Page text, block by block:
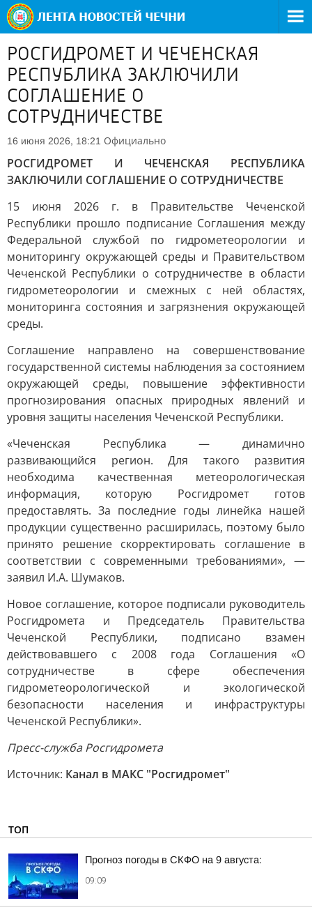
РОСГИДРОМЕТ И ЧЕЧЕНСКАЯ
РЕСПУБЛИКА ЗАКЛЮЧИЛИ
СОГЛАШЕНИЕ О
СОТРУДНИЧЕСТВЕ
16 июня 2026, 18:21 Официально
РОСГИДРОМЕТ И ЧЕЧЕНСКАЯ РЕСПУБЛИКА
ЗАКЛЮЧИЛИ СОГЛАШЕНИЕ О СОТРУДНИЧЕСТВЕ
15 июня 2026 г. в Правительстве Чеченской
Республики прошло подписание Соглашения между
Федеральной службой по гидрометеорологии и
мониторингу окружающей среды и Правительством
Чеченской Республики о сотрудничестве в области
гидрометеорологии и смежных с ней областях,
мониторинга состояния и загрязнения окружающей
среды.
Соглашение направлено на совершенствование
государственной системы наблюдения за состоянием
окружающей среды, повышение эффективности
прогнозирования опасных природных явлений и
уровня защиты населения Чеченской Республики.
«Чеченская Республика — динамично
развивающийся регион. Для такого развития
необходима качественная метеорологическая
информация, которую Росгидромет готов
предоставлять. За последние годы линейка нашей
продукции существенно расширилась, поэтому было
принято решение скорректировать соглашение в
соответствии с современными требованиями», —
заявил И.А. Шумаков.
Новое соглашение, которое подписали руководитель
Росгидромета и Председатель Правительства
Чеченской Республики, подписано взамен
действовавшего с 2008 года Соглашения «О
сотрудничестве в сфере обеспечения
гидрометеорологической и экологической
безопасности населения и инфраструктуры
Чеченской Республики».
Пресс-служба Росгидромета
Источник: Канал в МАКС "Росгидромет"
ТОП
Прогноз погоды в СКФО на 9 августа:
09:09